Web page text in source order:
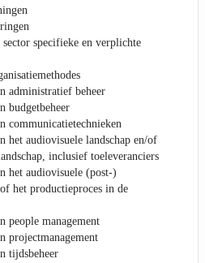
specifieke en verplichte
administratief beheer
budgetbeheer
communicatietechnieken
het audiovisuele landschap en/of
inclusief toeleveranciers
het audiovisuele (post-)
het productieproces in de
people management
projectmanagement
tijdsbeheer